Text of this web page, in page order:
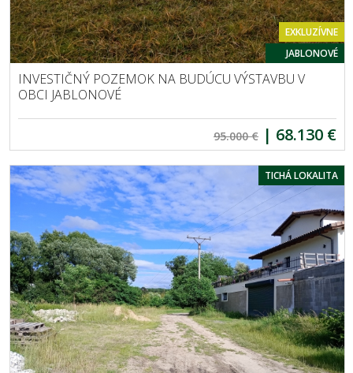
EXKLUZÍVNE
JABLONOVÉ
INVESTIČNÝ POZEMOK NA BUDÚCU VÝSTAVBU V
OBCI JABLONOVÉ
95.000 € | 68.130 €
TICHÁ LOKALITA